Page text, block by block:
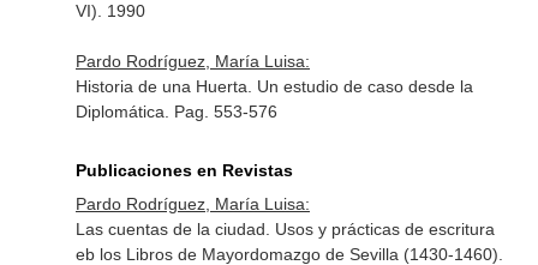
VI). 1990
Pardo Rodríguez, María Luisa:
Historia de una Huerta. Un estudio de caso desde la
Diplomática. Pag. 553-576
Publicaciones en Revistas
Pardo Rodríguez, María Luisa:
Las cuentas de la ciudad. Usos y prácticas de escritura
eb los Libros de Mayordomazgo de Sevilla (1430-1460).